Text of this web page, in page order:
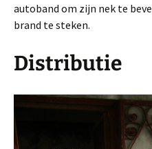
autoband om zijn nek te
brand te steken.
Distributie